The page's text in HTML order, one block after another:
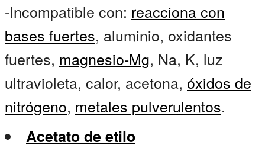
-Incompatible con: reacciona con
bases fuertes, aluminio, oxidantes
fuertes, magnesio-Mg, Na, K, luz
ultravioleta, calor, acetona, óxidos de
nitrógeno, metales pulverulentos.
Acetato de etilo